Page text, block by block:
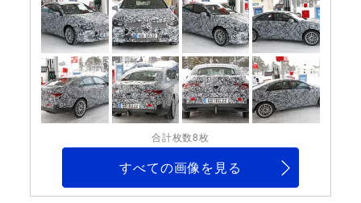
合計枚数8枚
すべての画像を見る